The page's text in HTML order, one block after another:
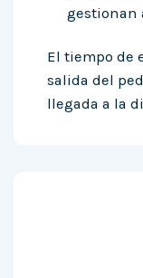
gestionan
El tiempo de
salida del
llegada a la